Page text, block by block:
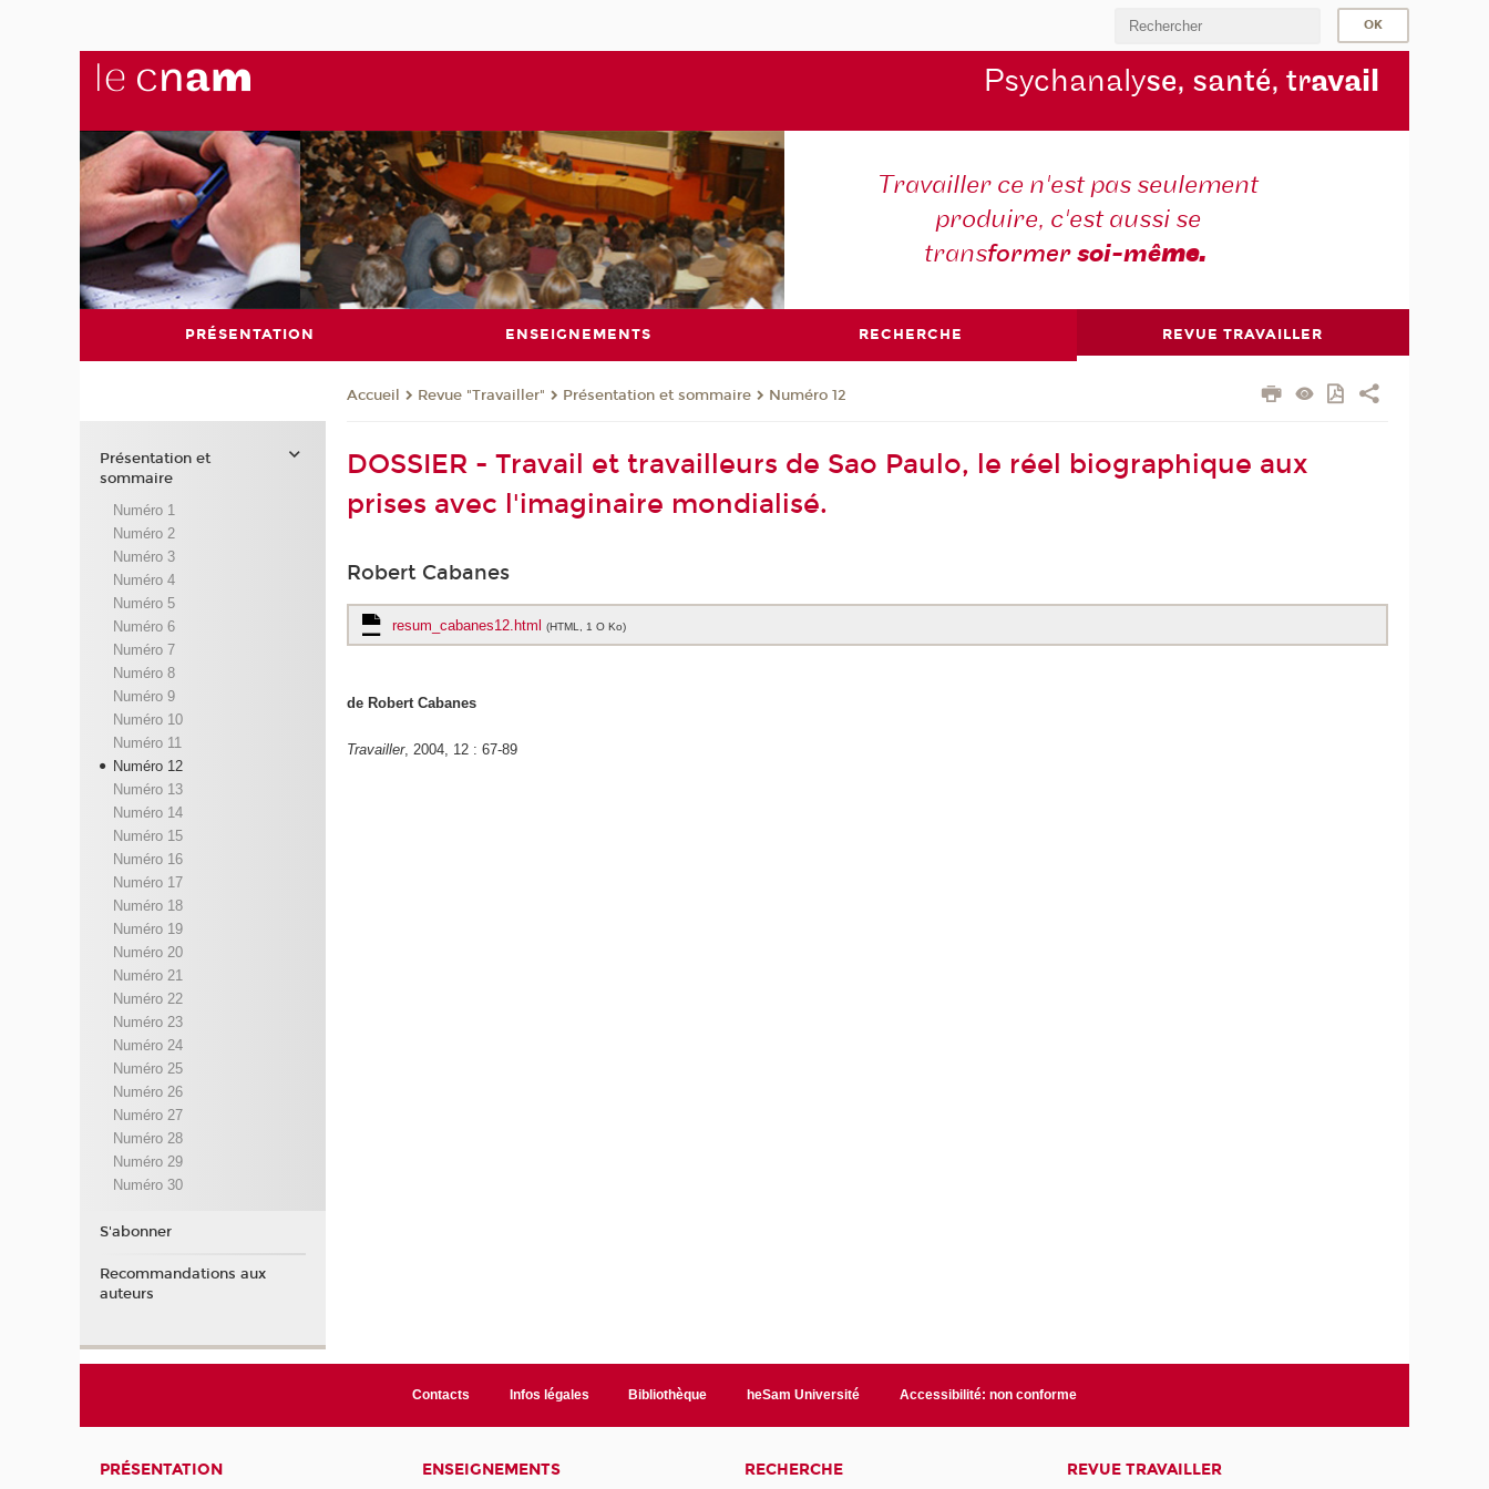
Psychanalyse, santé, travail
Travailler ce n'est pas seulement
produire, c'est aussi se
transformersoi-même.
PRÉSENTATION ENSEIGNEMENTS RECHERCHE REVUE TRAVAILLER
Accueil Revue "Travailler" Présentation et sommaire Numéro 12
DOSSIER - Travail et travailleurs de Sao Paulo, le réel biographique aux
prises avec l'imaginaire mondialisé.
Robert Cabanes
resum_cabanes12.html(HTML, 1 O Ko)
de Robert Cabanes
Travailler, 2004, 12 : 67-89
Présentation et
sommaire
Numéro 1
Numéro 2
Numéro 3
Numéro 4
Numéro 5
Numéro 6
Numéro 7
Numéro 8
Numéro 9
Numéro 10
Numéro 11
Numéro 12
Numéro 13
Numéro 14
Numéro 15
Numéro 16
Numéro 17
Numéro 18
Numéro 19
Numéro 20
Numéro 21
Numéro 22
Numéro 23
Numéro 24
Numéro 25
Numéro 26
Numéro 27
Numéro 28
Numéro 29
Numéro 30
S'abonner
Recommandations aux
auteurs
Contacts Infos légales Bibliothèque heSam Université Accessibilité: non conforme
PRÉSENTATION ENSEIGNEMENTS RECHERCHE REVUE TRAVAILLER